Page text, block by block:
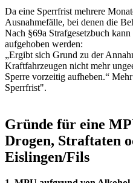
Da eine Sperrfrist mehrere
Ausnahmefälle, bei denen die
Nach §69a Strafgesetzbuch
aufgehoben werden:
„Ergibt sich Grund zu der
Kraftfahrzeugen nicht mehr
Sperre vorzeitig aufheben.“
Sperrfrist".
Gründe für eine
Drogen, Straftaten
Eislingen/Fils